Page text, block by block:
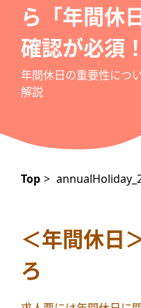
ら「年間休
確認が必須！
年間休日の重要性につ
解説
サイ
「年間休
正しい知識を
Top >
＜年間休日
ろ